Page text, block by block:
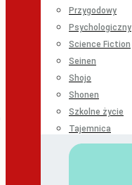
Przygodowy
Psychologiczny
Science Fiction
Seinen
Shojo
Shonen
Szkolne życie
Tajemnica